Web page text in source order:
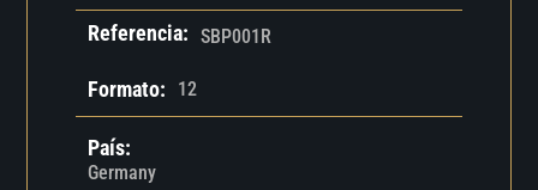
Referencia: SBP001R
Formato: 12
País:
Germany